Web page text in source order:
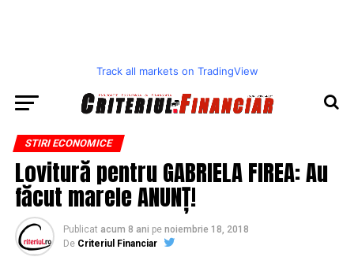
Track all markets on TradingView
STIRI ECONOMICE
Lovitură pentru GABRIELA FIREA: Au
făcut marele ANUNȚ!
Publicat acum 8 ani pe noiembrie 18, 2018
De Criteriul Financiar